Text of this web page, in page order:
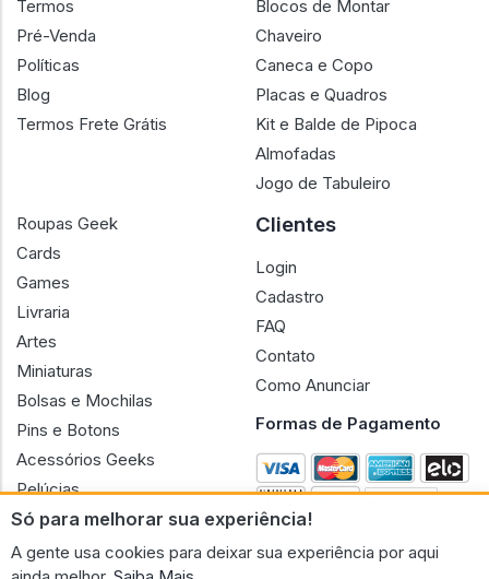
Só para melhorar sua experiência!
A gente usa cookies para deixar sua experiência por aqui
Termos
Pré-Venda
Políticas
Blog
Termos Frete Grátis
Blocos de Montar
Chaveiro
Caneca e Copo
Placas e Quadros
Kit e Balde de Pipoca
Almofadas
Jogo de Tabuleiro
Roupas Geek
Cards
Games
Livraria
Artes
Miniaturas
Bolsas e Mochilas
Pins e Botons
Acessórios Geeks
Pelúcias
Bonecas
Clientes
Login
Cadastro
FAQ
Contato
Como Anunciar
Formas de Pagamento